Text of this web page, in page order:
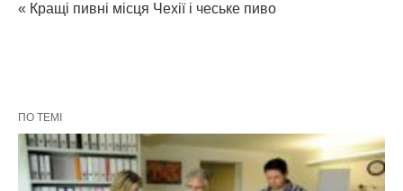
« Кращі пивні місця Чехії і чеське пиво
ПО ТЕМІ